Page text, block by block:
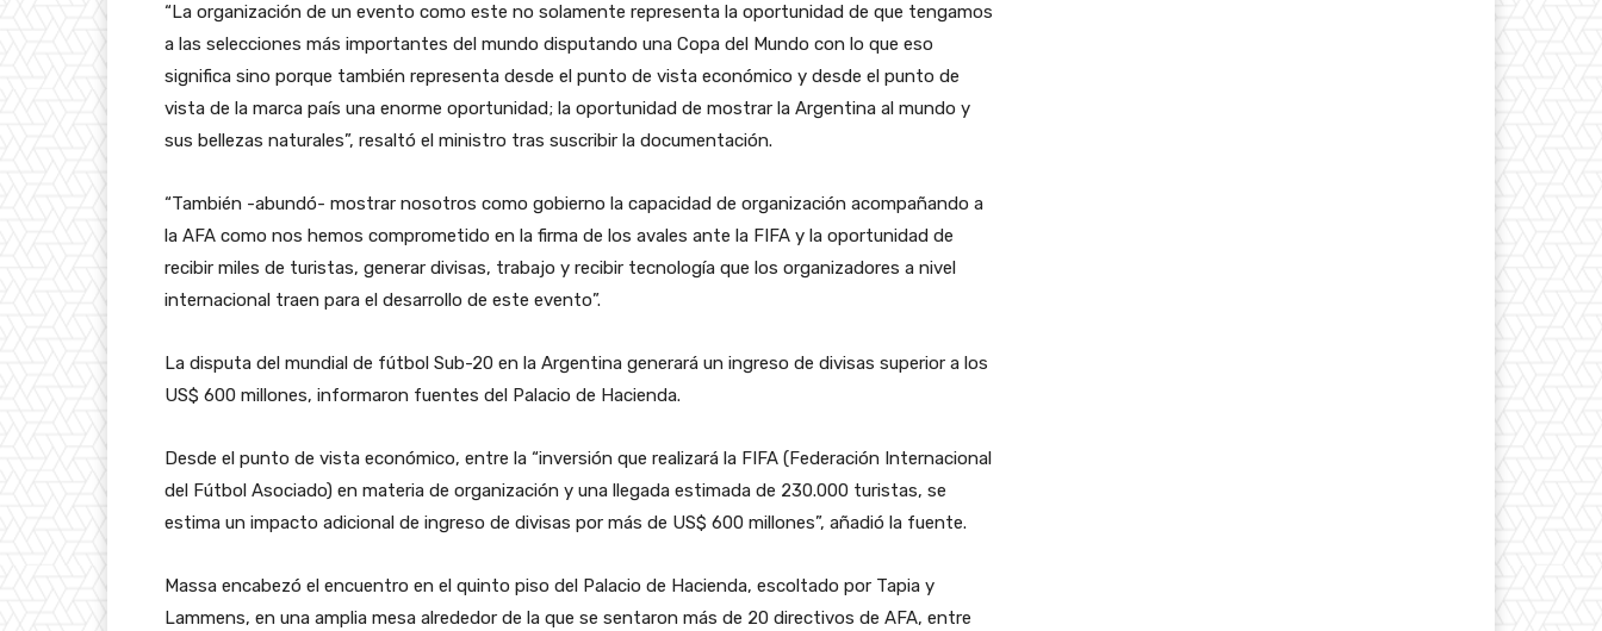
“La organización de un evento como este no solamente representa la oportunidad de que tengamos
a las selecciones más importantes del mundo disputando una Copa del Mundo con lo que eso
significa sino porque también representa desde el punto de vista económico y desde el punto de
vista de la marca país una enorme oportunidad; la oportunidad de mostrar la Argentina al mundo y
sus bellezas naturales”, resaltó el ministro tras suscribir la documentación.
“También -abundó- mostrar nosotros como gobierno la capacidad de organización acompañando a
la AFA como nos hemos comprometido en la firma de los avales ante la FIFA y la oportunidad de
recibir miles de turistas, generar divisas, trabajo y recibir tecnología que los organizadores a nivel
internacional traen para el desarrollo de este evento”.
La disputa del mundial de fútbol Sub-20 en la Argentina generará un ingreso de divisas superior a los
US$ 600 millones, informaron fuentes del Palacio de Hacienda.
Desde el punto de vista económico, entre la “inversión que realizará la FIFA (Federación Internacional
del Fútbol Asociado) en materia de organización y una llegada estimada de 230.000 turistas, se
estima un impacto adicional de ingreso de divisas por más de US$ 600 millones”, añadió la fuente.
Massa encabezó el encuentro en el quinto piso del Palacio de Hacienda, escoltado por Tapia y
Lammens, en una amplia mesa alrededor de la que se sentaron más de 20 directivos de AFA, entre